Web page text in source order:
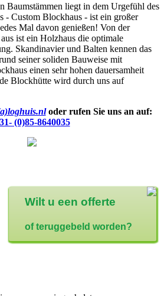
Baumstämmen liegt in dem Urgefühl des
- Custom Blockhaus - ist ein großer
Mal davon genießen! Von der
ist ein Holzhaus die optimale
Skandinavier und Balten kennen das
seiner soliden Bauweise mit
einen sehr hohen dauersamheit
Blockhütte wird durch uns auf
oder rufen Sie uns an auf:
(0)85-8640035
Wilt u een offerte
of teruggebeld worden?